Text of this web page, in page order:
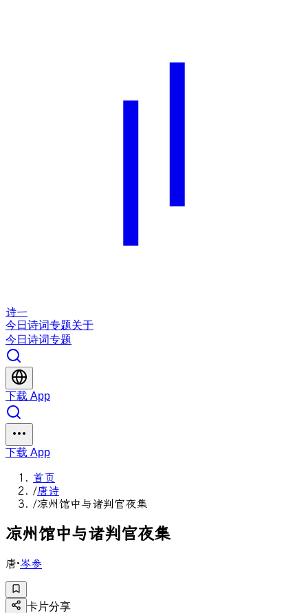
诗一
今日 诗词专题关于
今日 诗词专题
下载 App
下载 App
首页
/唐诗
/凉州馆中与诸判官夜集
凉州 馆中与诸判 官夜集
唐·岑参
卡片分享